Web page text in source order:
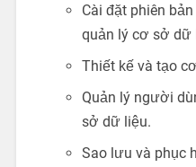
Cài đặt phiên
quản lý cơ sở dữ
Thiết kế và tạo
Quản lý người
sở dữ liệu.
Sao lưu và phục